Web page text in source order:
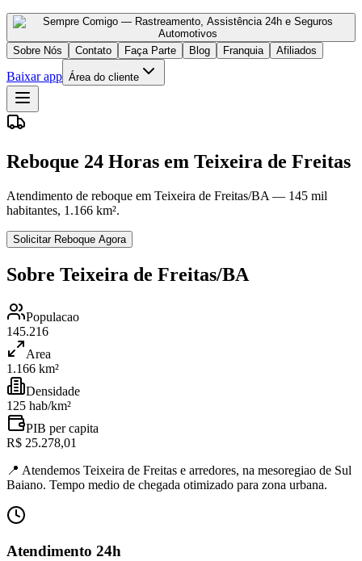
Sobre Nós Contato Faça Parte Blog Franquia Afiliados
Baixar app Área do cliente
Reboque 24 Horas em Teixeira de Freitas
Atendimento de reboque em Teixeira de Freitas/BA — 145 mil
habitantes, 1.166 km².
Solicitar Reboque Agora
Sobre Teixeira de Freitas/BA
Populacao
145.216
Area
1.166 km²
Densidade
125 hab/km²
PIB per capita
R$ 25.278,01
📍 Atendemos Teixeira de Freitas e arredores, na mesoregiao de Sul
Baiano. Tempo medio de chegada otimizado para zona urbana.
Atendimento 24h